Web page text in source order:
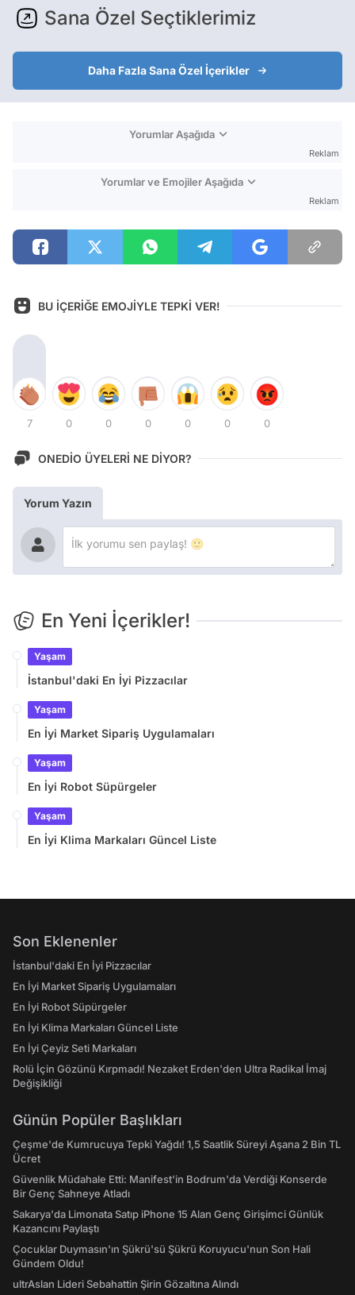
Sana Özel Seçtiklerimiz
Daha Fazla Sana Özel İçerikler
Yorumlar Aşağıda
Reklam
Yorumlar ve Emojiler Aşağıda
Reklam
BU İÇERİĞE EMOJİYLE TEPKİ VER!
7 0 0 0 0 0 0
ONEDİO ÜYELERİ NE DİYOR?
Yorum Yazın
En Yeni İçerikler!
Yaşam
İstanbul'daki En İyi Pizzacılar
Yaşam
En İyi Market Sipariş Uygulamaları
Yaşam
En İyi Robot Süpürgeler
Yaşam
En İyi Klima Markaları Güncel Liste
Son Eklenenler
İstanbul'daki En İyi Pizzacılar
En İyi Market Sipariş Uygulamaları
En İyi Robot Süpürgeler
En İyi Klima Markaları Güncel Liste
En İyi Çeyiz Seti Markaları
Rolü İçin Gözünü Kırpmadı! Nezaket Erden'den Ultra Radikal İmaj
Değişikliği
Günün Popüler Başlıkları
Çeşme'de Kumrucuya Tepki Yağdı! 1,5 Saatlik Süreyi Aşana 2 Bin TL
Ücret
Güvenlik Müdahale Etti: Manifest'in Bodrum'da Verdiği Konserde
Bir Genç Sahneye Atladı
Sakarya'da Limonata Satıp iPhone 15 Alan Genç Girişimci Günlük
Kazancını Paylaştı
Çocuklar Duymasın'ın Şükrü'sü Şükrü Koruyucu'nun Son Hali
Gündem Oldu!
ultrAslan Lideri Sebahattin Şirin Gözaltına Alındı